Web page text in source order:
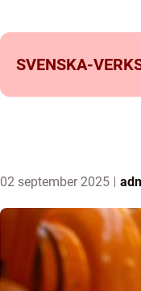
SVENSKA-
02 september 2025